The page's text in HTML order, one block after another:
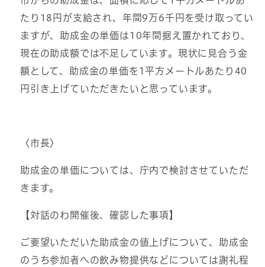
たり18円が支給され、年間9万6千円を受け取ってい
ますが、助成金の単価は10年間据え置かれており、
現在の助成額では不足しています。現状に見合う金
額として、助成金の単価を1平方メートルあたり40
円引き上げていただきたいと思っています。
〈市長〉
助成金の単価については、庁内で検討させていただ
きます。
【対話のわ開催後、確認した事項】
ご要望いただいた助成金の値上げについて、助成金
のうち参加者への飲み物提供などについては謝礼程